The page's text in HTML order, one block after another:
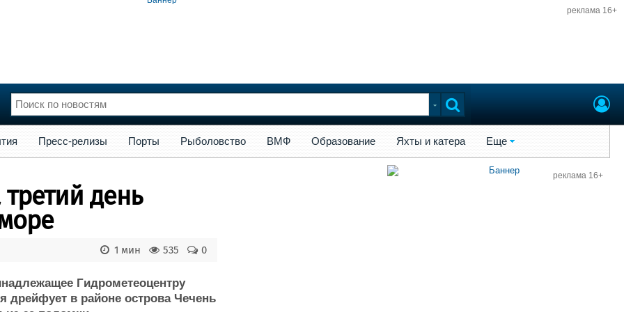
реклама 16+
Флот
Форум
Отзывы
Пресс-релизы Порты Рыболовство ВМФ Образование Яхты и катера Еще
день
0
535
1 мин
Гидрометеоцентру
дрейфует в районе острова Чечень
реклама 16+